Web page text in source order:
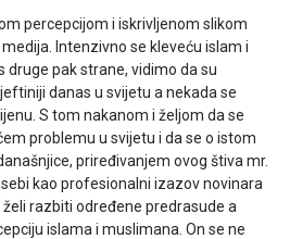
percepcijom i iskrivljenom slikom
Intenzivno se kleveću islam i
druge pak strane, vidimo da su
danas u svijetu a nekada se
S tom nakanom i željom da se
problemu u svijetu i da se o istom
priređivanjem ovog štiva mr.
kao profesionalni izazov novinara
razbiti određene predrasude a
islama i muslimana. On se ne